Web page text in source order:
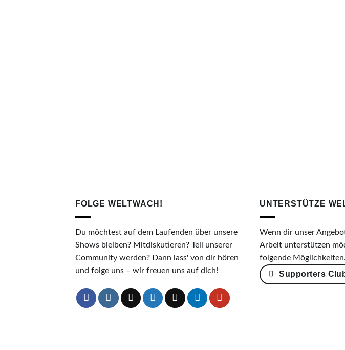
FOLGE WELTWACH!
Du möchtest auf dem Laufenden über unsere
Shows bleiben? Mitdiskutieren? Teil unserer
Community werden? Dann lass' von dir hören
und folge uns – wir freuen uns auf dich!
UNTERSTÜTZE
Wenn dir unser
Arbeit unterstützen
folgende
Supporters